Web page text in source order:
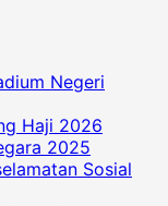
Negeri
Haji 2026
2025
Sosial